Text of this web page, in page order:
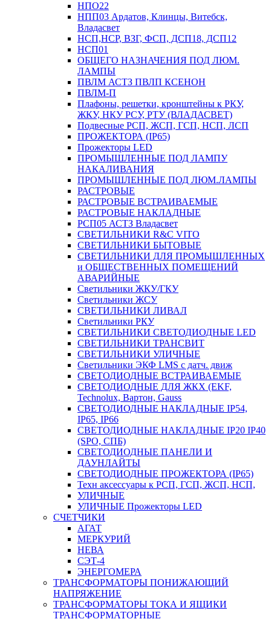
НПО22
НПП03 Ардатов, Клинцы, Витебск,
Владасвет
НСП,НСР, ВЗГ, ФСП, ДСП18, ДСП12
НСП01
ОБЩЕГО НАЗНАЧЕНИЯ ПОД ЛЮМ.
ЛАМПЫ
ПВЛМ АСТЗ ПВЛП КСЕНОН
ПВЛМ-П
Плафоны, решетки, кронштейны к РКУ,
ЖКУ, НКУ РСУ, РТУ (ВЛАДАСВЕТ)
Подвесные РСП, ЖСП, ГСП, НСП, ЛСП
ПРОЖЕКТОРА (IP65)
Прожекторы LED
ПРОМЫШЛЕННЫЕ ПОД ЛАМПУ
НАКАЛИВАНИЯ
ПРОМЫШЛЕННЫЕ ПОД ЛЮМ.ЛАМПЫ
РАСТРОВЫЕ
РАСТРОВЫЕ ВСТРАИВАЕМЫЕ
РАСТРОВЫЕ НАКЛАДНЫЕ
РСП05 АСТЗ Владасвет
СВЕТИЛЬНИКИ R&C VITO
СВЕТИЛЬНИКИ БЫТОВЫЕ
СВЕТИЛЬНИКИ ДЛЯ ПРОМЫШЛЕННЫХ
и ОБЩЕСТВЕННЫХ ПОМЕЩЕНИЙ
АВАРИЙНЫЕ
Светильники ЖКУ/ГКУ
Светильники ЖСУ
СВЕТИЛЬНИКИ ЛИВАЛ
Светильники РКУ
СВЕТИЛЬНИКИ СВЕТОДИОДНЫЕ LED
СВЕТИЛЬНИКИ ТРАНСВИТ
СВЕТИЛЬНИКИ УЛИЧНЫЕ
Светильники ЭКФ LMS с датч. движ
СВЕТОДИОДНЫЕ ВСТРАИВАЕМЫЕ
СВЕТОДИОДНЫЕ ДЛЯ ЖКХ (EKF,
Technolux, Вартон, Gauss
СВЕТОДИОДНЫЕ НАКЛАДНЫЕ IP54,
IP65, IP66
СВЕТОДИОДНЫЕ НАКЛАДНЫЕ IP20 IP40
(SPO, СПБ)
СВЕТОДИОДНЫЕ ПАНЕЛИ И
ДАУНЛАЙТЫ
СВЕТОДИОДНЫЕ ПРОЖЕКТОРА (IP65)
Техн аксессуары к РСП, ГСП, ЖСП, НСП,
УЛИЧНЫЕ
УЛИЧНЫЕ Прожекторы LED
СЧЕТЧИКИ
АГАТ
МЕРКУРИЙ
НЕВА
СЭТ-4
ЭНЕРГОМЕРА
ТРАНСФОРМАТОРЫ ПОНИЖАЮЩИЙ
НАПРЯЖЕНИЕ
ТРАНСФОРМАТОРЫ ТОКА И ЯЩИКИ
ТРАНСФОРМАТОРНЫЕ